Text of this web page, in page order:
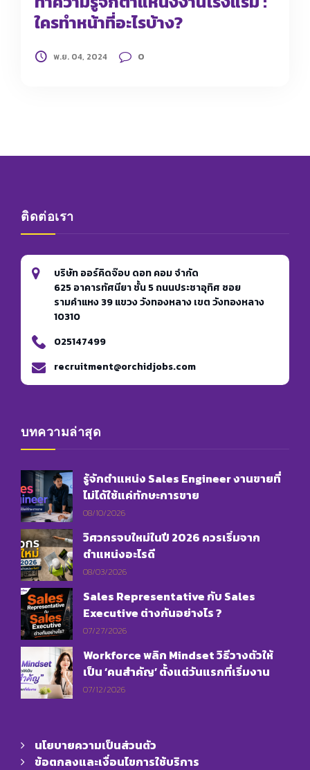
ใครทำหน้าที่อะไรบ้าง?
พ.ย. 04, 2024 0
ติดต่อเรา
บริษัท ออร์คิดจ๊อบ ดอท คอม จำกัด
625 อาคารทัศนียา ชั้น 5 ถนนประชาอุทิศ ซอย
รามคำแหง 39 แขวง วังทองหลาง เขต วังทองหลาง
10310
025147499
recruitment@orchidjobs.com
บทความล่าสุด
รู้จักตำแหน่ง Sales Engineer งานขายที่
ไม่ได้ใช้แค่ทักษะการขาย
08/10/2026
วิศวกรจบใหม่ในปี 2026 ควรเริ่มจาก
ตำแหน่งอะไรดี
08/03/2026
Sales Representative กับ Sales
Executive ต่างกันอย่างไร ?
07/27/2026
Workforce พลิก Mindset วิธีวางตัวให้
เป็น ‘คนสำคัญ’ ตั้งแต่วันแรกที่เริ่มงาน
07/12/2026
นโยบายความเป็นส่วนตัว
ข้อตกลงและเงื่อนไขการใช้บริการ